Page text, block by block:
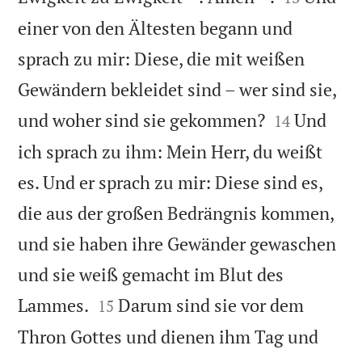
einer von den Ältesten begann und
sprach zu mir: Diese, die mit weißen
Gewändern bekleidet sind – wer sind sie,
und woher sind sie gekommen?
14 Und
ich sprach zu ihm: Mein Herr, du weißt
es. Und er sprach zu mir: Diese sind es,
die aus der großen Bedrängnis kommen,
und sie haben ihre Gewänder gewaschen
und sie weiß gemacht im Blut des
Lammes. 

15 Darum sind sie vor dem
Thron Gottes und dienen ihm Tag und